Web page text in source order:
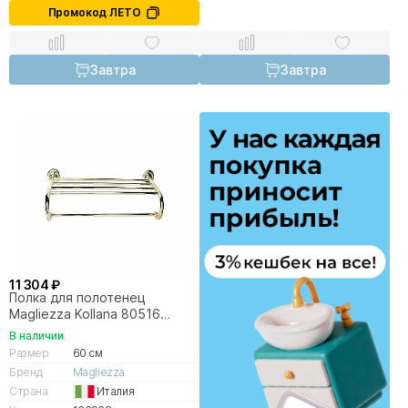
Промокод ЛЕТО
Завтра Завтра
11 304 ₽
Полка для полотенец
Magliezza Kollana 80516
золото
В наличии
Размер
60 см
Бренд
Magliezza
Страна
Италия